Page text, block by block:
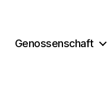
Genossenschaft